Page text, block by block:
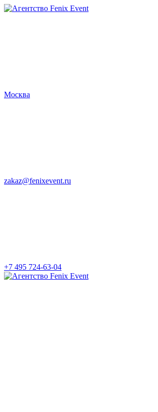
Агентство
Москва
zakaz@fenixevent.ru
+7 495 724-63-04
Агентство